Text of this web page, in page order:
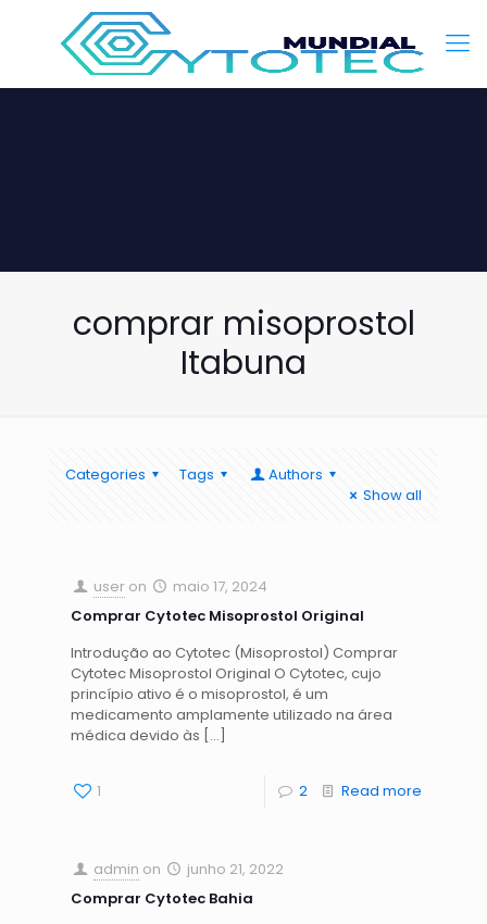
comprar misoprostol
Itabuna
Categories Tags
Authors
Show all
user on
maio 17, 2024
Comprar Cytotec Misoprostol Original
Introdução ao Cytotec (Misoprostol) Comprar
Cytotec Misoprostol Original O Cytotec, cujo
princípio ativo é o misoprostol, é um
medicamento amplamente utilizado na área
médica devido às […]
1 2 Read more
admin on
junho 21, 2022
Comprar Cytotec Bahia